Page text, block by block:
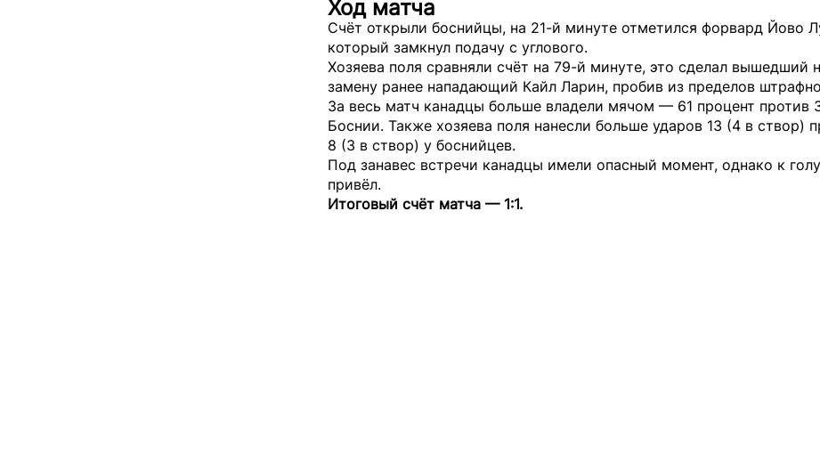
Ход матча
Счёт открыли боснийцы, на 21-й минуте отметился форвард Йово
который замкнул подачу с углового.
Хозяева поля сравняли счёт на 79-й минуте, это сделал вышедший
замену ранее нападающий Кайл Ларин, пробив из пределов
За весь матч канадцы больше владели мячом — 61 процент против
Боснии. Также хозяева поля нанесли больше ударов 13 (4 в створ)
8 (3 в створ) у боснийцев.
Под занавес встречи канадцы имели опасный момент, однако к
привёл.
Итоговый счёт матча — 1:1.